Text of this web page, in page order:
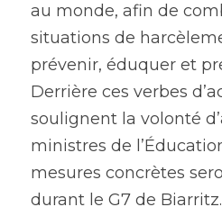
au monde, afin de
situations de
prévenir, éduquer et
Derrière ces verbes
soulignent la volonté
ministres de
mesures concrètes
durant le G7 de Biarritz.